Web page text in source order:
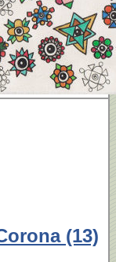
(13)